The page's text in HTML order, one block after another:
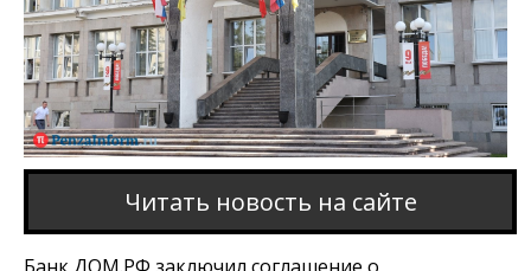
Читать новость на сайте